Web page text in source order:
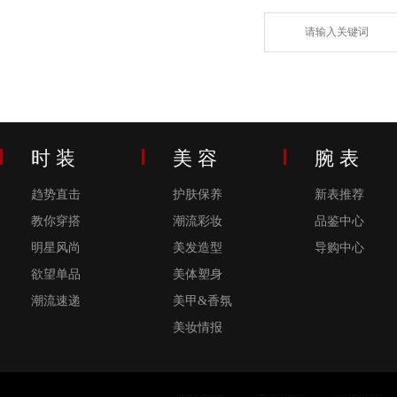
时 装
趋势直击
教你穿搭
明星风尚
欲望单品
潮流速递
美 容
护肤保养
潮流彩妆
美发造型
美体塑身
美甲&香氛
美妆情报
腕 表
新表推荐
品鉴中心
导购中心